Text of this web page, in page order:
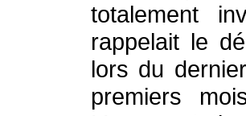
totalement
rappelait le
lors du
premiers